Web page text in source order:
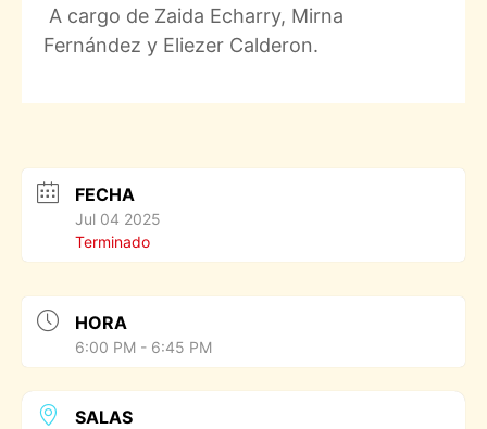
A cargo de Zaida Echarry, Mirna
Fernández y Eliezer Calderon.
FECHA
Jul 04 2025
Terminado
HORA
6:00 PM - 6:45 PM
SALAS